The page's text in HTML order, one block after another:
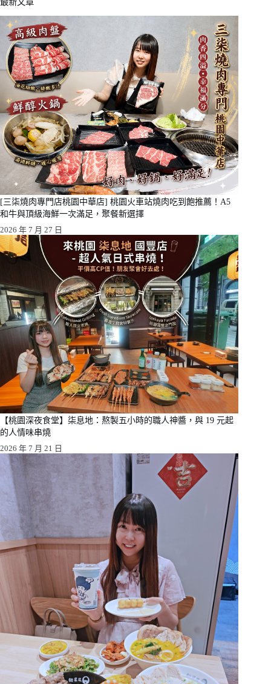
[三柒燒肉專門店桃園中華店] 桃園火車站燒肉吃到飽推薦！A5
和牛與頂級海鮮一次滿足，聚餐新選擇
2026 年 7 月 27 日
【桃園深夜食堂】柒息地：熬製五小時的職人神醬，與 19 元起
的人情味串燒
2026 年 7 月 21 日